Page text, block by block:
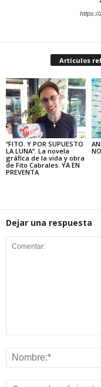
https://
Artículos
“FITO. Y POR SUPUESTO
LA LUNA”. La novela
gráfica de la vida y obra
de Fito Cabrales. YA EN
PREVENTA
Dejar una respuesta